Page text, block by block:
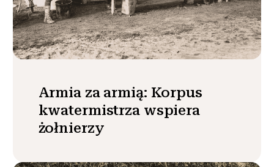
Armia za armią: Korpus
kwatermistrza wspiera
żołnierzy